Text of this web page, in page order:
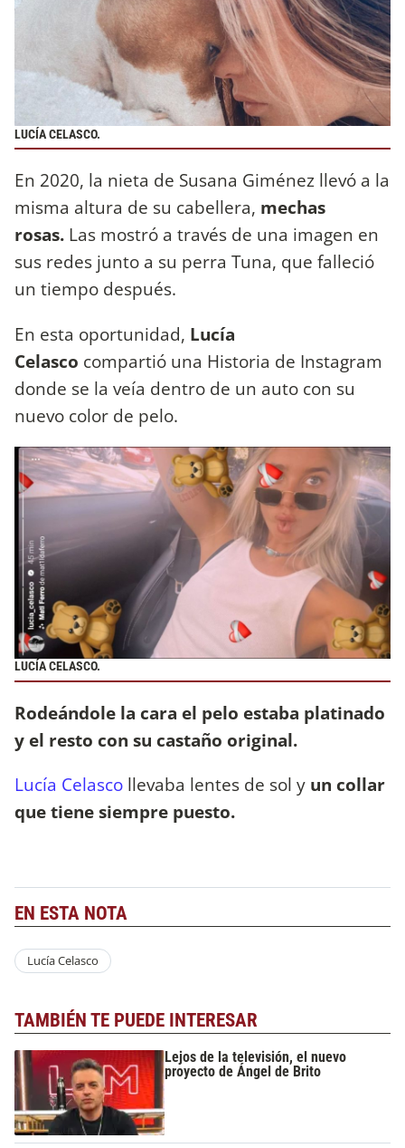
LUCÍA CELASCO.
En 2020, la nieta de Susana Giménez llevó a la
misma altura de su cabellera, mechas
rosas. Las mostró a través de una imagen en
sus redes junto a su perra Tuna, que falleció
un tiempo después.
En esta oportunidad, Lucía
Celasco compartió una Historia de Instagram
donde se la veía dentro de un auto con su
nuevo color de pelo.
LUCÍA CELASCO.
Rodeándole la cara el pelo estaba platinado
y el resto con su castaño original.
Lucía Celasco llevaba lentes de sol y un collar
que tiene siempre puesto.
EN ESTA NOTA
Lucía Celasco
TAMBIÉN TE PUEDE INTERESAR
Lejos de la televisión, el nuevo
proyecto de Ángel de Brito